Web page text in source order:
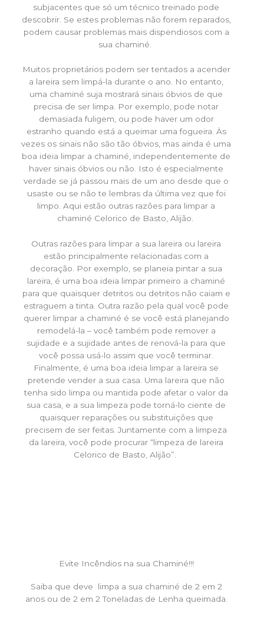
subjacentes que só um técnico treinado pode
descobrir. Se estes problemas não forem reparados,
podem causar problemas mais dispendiosos com a
sua chaminé.
Muitos proprietários podem ser tentados a acender
a lareira sem limpá-la durante o ano. No entanto,
uma chaminé suja mostrará sinais óbvios de que
precisa de ser limpa. Por exemplo, pode notar
demasiada fuligem, ou pode haver um odor
estranho quando está a queimar uma fogueira. Às
vezes os sinais não são tão óbvios, mas ainda é uma
boa ideia limpar a chaminé, independentemente de
haver sinais óbvios ou não. Isto é especialmente
verdade se já passou mais de um ano desde que o
usaste ou se não te lembras da última vez que foi
limpo. Aqui estão outras razões para limpar a
chaminé Celorico de Basto, Alijão.
Outras razões para limpar a sua lareira ou lareira
estão principalmente relacionadas com a
decoração. Por exemplo, se planeia pintar a sua
lareira, é uma boa ideia limpar primeiro a chaminé
para que quaisquer detritos ou detritos não caiam e
estraguem a tinta. Outra razão pela qual você pode
querer limpar a chaminé é se você está planejando
remodelá-la – você também pode remover a
sujidade e a sujidade antes de renová-la para que
você possa usá-lo assim que você terminar.
Finalmente, é uma boa ideia limpar a lareira se
pretende vender a sua casa. Uma lareira que não
tenha sido limpa ou mantida pode afetar o valor da
sua casa, e a sua limpeza pode torná-lo ciente de
quaisquer reparações ou substituições que
precisem de ser feitas. Juntamente com a limpeza
da lareira, você pode procurar “limpeza de lareira
Celorico de Basto, Alijão”.
Evite Incêndios na sua Chaminé!!!
Saiba que deve limpa a sua chaminé de 2 em 2
anos ou de 2 em 2 Toneladas de Lenha queimada.